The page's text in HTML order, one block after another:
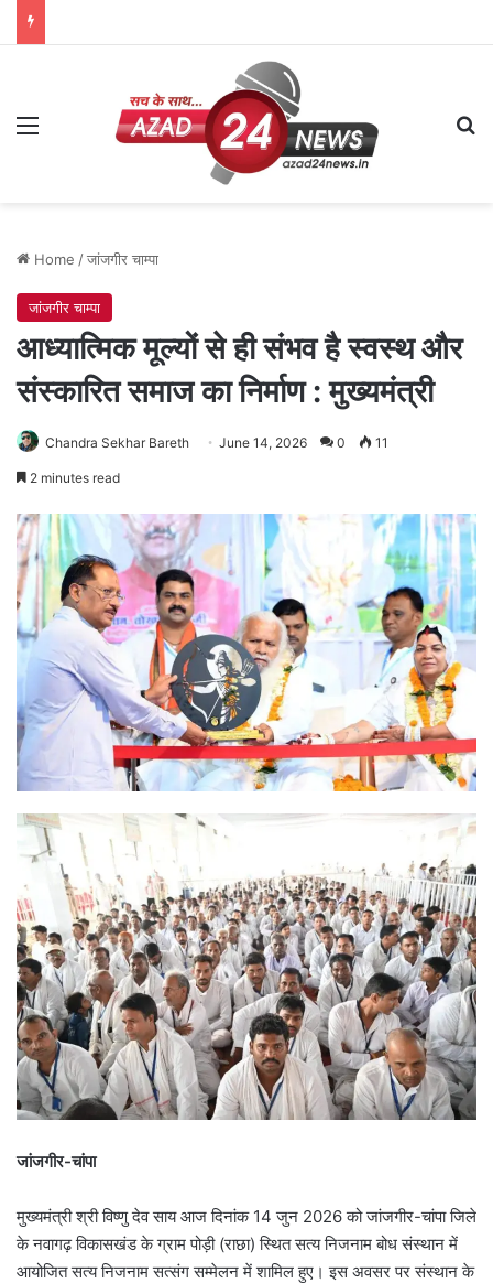
Menu
Home /जांजगीर चाम्पा
जांजगीर चाम्पा
आध्यात्मिक मूल्यों से ही संभव है स्वस्थ और
संस्कारित समाज का निर्माण : मुख्यमंत्री
Chandra Sekhar Bareth June 14, 2026 0 11
2 minutes read
जांजगीर-चांपा
मुख्यमंत्री श्री विष्णु देव साय आज दिनांक 14 जुन 2026 को जांजगीर-चांपा जिले
के नवागढ़ विकासखंड के ग्राम पोड़ी (राछा) स्थित सत्य निजनाम बोध संस्थान में
आयोजित सत्य निजनाम सत्संग सम्मेलन में शामिल हुए। इस अवसर पर संस्थान के